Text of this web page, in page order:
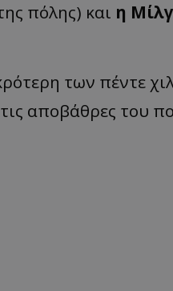
πόλης) και η
των πέντε
αποβάθρες του